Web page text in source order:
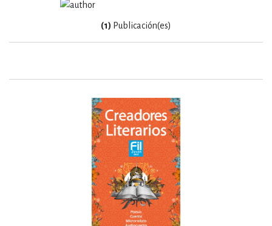
(1) Publicación(es)